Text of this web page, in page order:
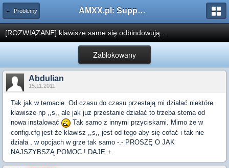
← Problemy AMXX.pl: Support AMX Mod X i SourceMod
[ROZWIĄZANE] klawisze same się odbindowują...
Zablokowany
Abdulian
15.11.2011
Tak jak w temacie. Od czasu do czasu przestają mi działać niektóre
klawisze np ,,s,, ale jak juz przestanie działać to trzeba stema od
nowa instalować
Tak samo z innymi przyciskami. Mimo że w
config.cfg jest że klawisz ,,s,, jest od tego aby się cofać i tak nie
działa , w opcjach w grze tak samo -.- PROSZĘ O JAK
NAJSZYBSZĄ POMOC ! DAJE +